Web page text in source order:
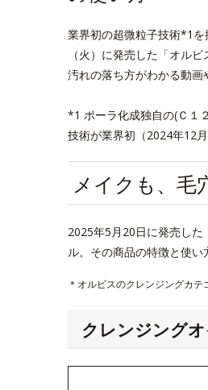
業界初の超微粒子技術*1
（火）に発売した「オル
汚れの落ち方がわかる動画
*1 ポーラ化成独自の(Ｃ１
技術が業界初（2024年12
メイクも、毛
2025年5月20日に発売した
ル。その商品の特徴と使い
＊オルビスのクレンジングカテ
クレンジング